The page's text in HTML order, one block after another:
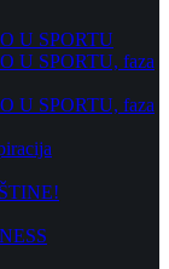
U SPORTU
U SPORTU, faza
U SPORTU, faza